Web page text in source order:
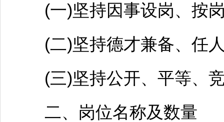
(一)坚持因事设岗、按
(二)坚持德才兼备、任人
(三)坚持公开、平等、竞
二、岗位名称及数量